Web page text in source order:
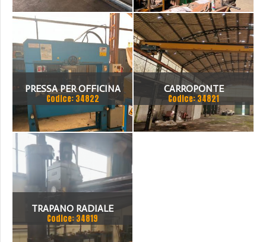
PRESSA PER OFFICINA
SICMI 100 TON
Codice: 34822
CARROPONTE
MONOTRAVE DEMAG 5
TON SCARTAMENTO 16190
Codice: 34821
TRAPANO RADIALE
SBRACCIO 3000 MM. FORO
Codice: 34819